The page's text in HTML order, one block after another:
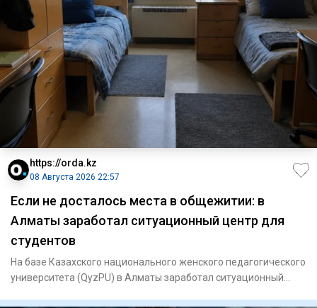
https://orda.kz
08 Августа 2026 22:57
Если не досталось места в общежитии: в
Алматы заработал ситуационный центр для
студентов
На базе Казахского национального женского педагогического
университета (QyzPU) в Алматы заработал ситуационный